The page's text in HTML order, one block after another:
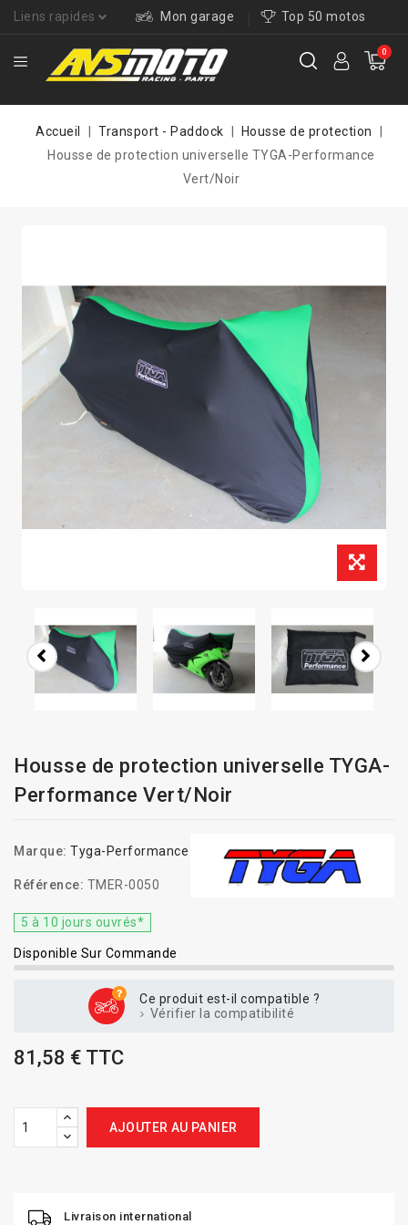
Liens rapides Mon garage Top 50 motos
0
Accueil Transport - Paddock
Housse de protection
Housse de protection universelle TYGA-Performance
Vert/Noir
Housse de protection universelle TYGA-
Performance Vert/Noir
Marque: Tyga-Performance
Référence: TMER-0050
5 à 10 jours ouvrés*
Disponible Sur Commande
Ce produit est-il compatible ?
Vérifier la compatibilité
81,58 € TTC
AJOUTER AU PANIER
Livraison international